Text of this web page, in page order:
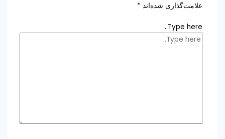
علامت‌گذاری شده‌اند *
Type here..